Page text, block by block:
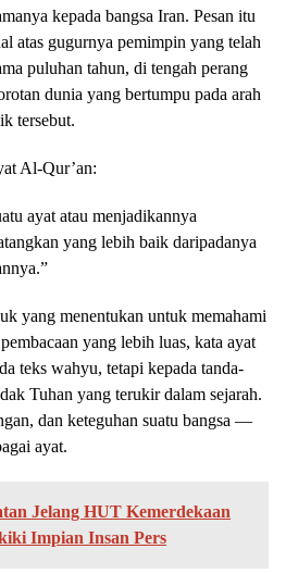
kepada bangsa Iran. Pesan itu
atas gugurnya pemimpin yang telah
puluhan tahun, di tengah perang
dunia yang bertumpu pada arah
tersebut.
Al-Qur’an:
ayat atau menjadikannya
yang lebih baik daripadanya
yang menentukan untuk memahami
yang lebih luas, kata ayat
teks wahyu, tetapi kepada tanda-
Tuhan yang terukir dalam sejarah.
dan keteguhan suatu bangsa —
ayat.
Jelang HUT Kemerdekaan
Impian Insan Pers